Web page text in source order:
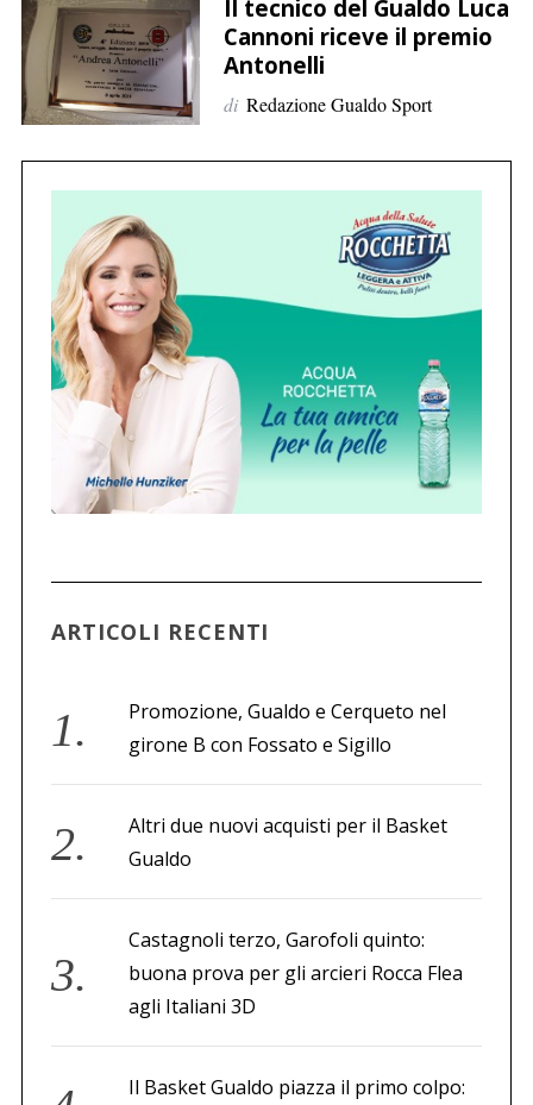
e
r
:
Il tecnico del Gualdo Luca
Cannoni riceve il premio
Antonelli
di Redazione Gualdo Sport
ARTICOLI RECENTI
Promozione, Gualdo e Cerqueto nel
girone B con Fossato e Sigillo
Altri due nuovi acquisti per il Basket
Gualdo
Castagnoli terzo, Garofoli quinto:
buona prova per gli arcieri Rocca Flea
agli Italiani 3D
Il Basket Gualdo piazza il primo colpo:
C
e
r
p
r